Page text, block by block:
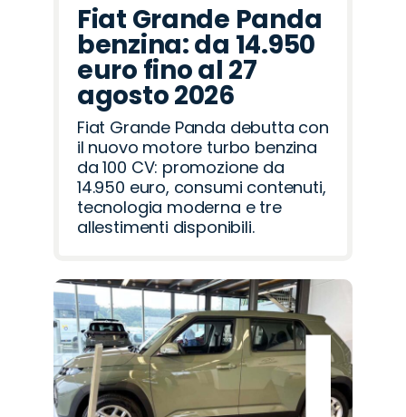
Fiat Grande Panda
benzina: da 14.950
euro fino al 27
agosto 2026
Fiat Grande Panda debutta con
il nuovo motore turbo benzina
da 100 CV: promozione da
14.950 euro, consumi contenuti,
tecnologia moderna e tre
allestimenti disponibili.